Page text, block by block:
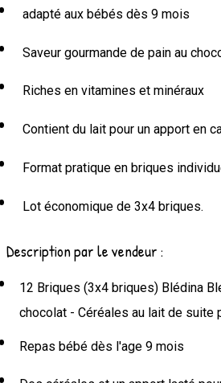
adapté aux bébés dès 9 mois
Saveur gourmande de pain au
Riches en vitamines et minéraux
Contient du lait pour un apport en
Format pratique en briques
Lot économique de 3x4 briques.
Description par le vendeur :
12 Briques (3x4 briques) Blédina
chocolat - Céréales au lait de suite
Repas bébé dès l'age 9 mois